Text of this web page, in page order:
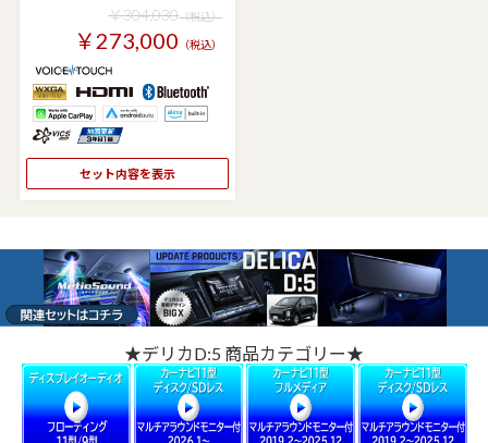
￥304,030（税込）
￥273,000 （税込）
セット内容を表示
★デリカD:5 商品カテゴリー★